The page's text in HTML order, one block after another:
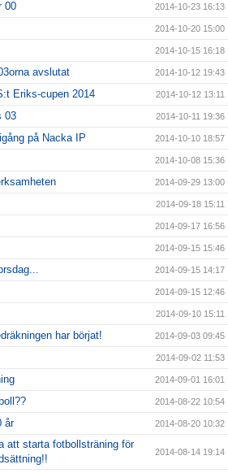
00 2014-10-23 16:13
2014-10-20 15:00
2014-10-15 16:18
avslutat 2014-10-12 19:43
Eriks-cupen 2014 2014-10-12 13:11
03 2014-10-11 19:36
på Nacka IP 2014-10-10 18:57
2014-10-08 15:36
2014-09-29 13:00
2014-09-18 15:11
2014-09-17 16:56
2014-09-15 15:46
2014-09-15 14:17
2014-09-15 12:46
2014-09-10 15:11
har börjat! 2014-09-03 09:45
2014-09-02 11:53
2014-09-01 16:01
2014-08-22 10:54
år 2014-08-20 10:32
att starta fotbollsträning för
2014-08-14 19:14